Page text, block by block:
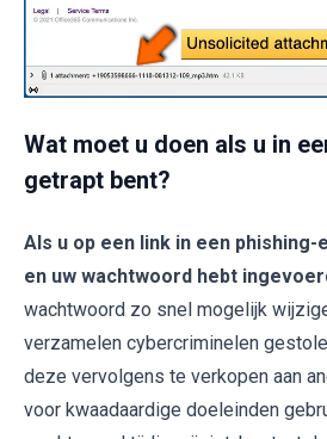
Wat moet u doen als u in
getrapt bent?
Als u op een link in een
en uw wachtwoord hebt
wachtwoord zo snel mogelijk
verzamelen cybercriminelen
deze vervolgens te verkopen aan
voor kwaadaardige doeleinden